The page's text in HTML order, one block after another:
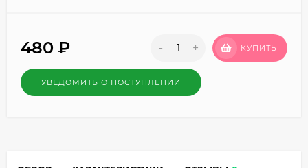
480 ₽ - + КУПИТЬ
УВЕДОМИТЬ О ПОСТУПЛЕНИИ